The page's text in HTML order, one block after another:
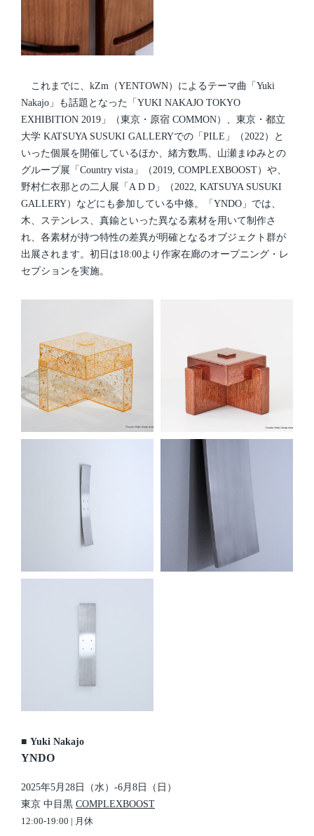
これまでに、kZm（YENTOWN）によるテーマ曲「Yuki
Nakajo」も話題となった「YUKI NAKAJO TOKYO
EXHIBITION 2019」（東京・原宿 COMMON）、東京・都立
大学 KATSUYA SUSUKI GALLERYでの「PILE」（2022）と
いった個展を開催しているほか、緒方数馬、山瀬まゆみとの
グループ展「Country vista」（2019, COMPLEXBOOST）や、
野村仁衣那との二人展「A D D」（2022, KATSUYA SUSUKI
GALLERY）などにも参加している中條。「YNDO」では、
木、ステンレス、真鍮といった異なる素材を用いて制作さ
れ、各素材が持つ特性の差異が明確となるオブジェクト群が
出展されます。初日は18:00より作家在廊のオープニング・レ
セプションを実施。
■ Yuki Nakajo
YNDO
2025年5月28日（水）-6月8日（日）
東京 中目黒 COMPLEXBOOST
12:00-19:00 | 月休